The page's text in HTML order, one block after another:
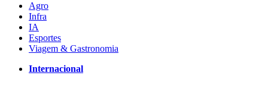
Agro
Infra
IA
Esportes
Viagem & Gastronomia
Internacional